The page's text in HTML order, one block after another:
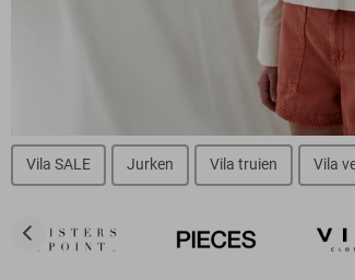
Vila SALE Jurken Vila truien Vila